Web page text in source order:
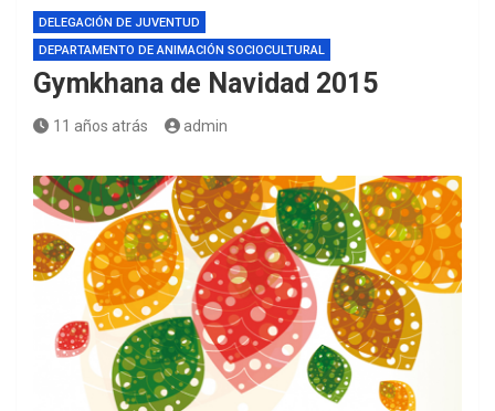
DELEGACIÓN DE JUVENTUD
DEPARTAMENTO DE ANIMACIÓN SOCIOCULTURAL
Gymkhana de Navidad 2015
11 años atrás admin